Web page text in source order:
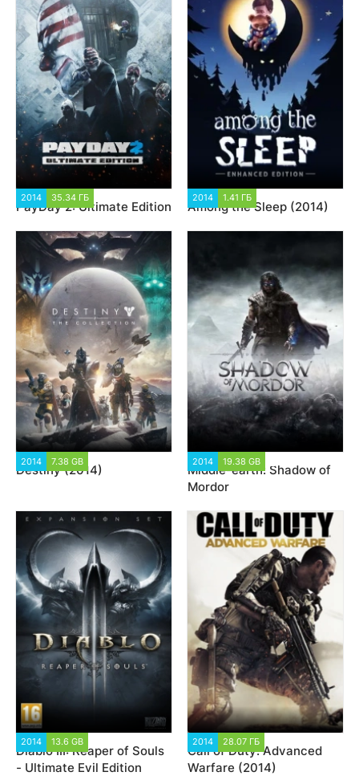
2014 35.34 ГБ
PayDay 2: Ultimate Edition
2014 1.41 ГБ
Among the Sleep (2014)
2014 7.38 GB 115 943
Destiny (2014)
2014 19.38 GB
Middle-earth: Shadow of
Mordor
2014 13.6 GB
Diablo III: Reaper of Souls
- Ultimate Evil Edition
2014 28.07 ГБ
Call of Duty: Advanced
Warfare (2014)